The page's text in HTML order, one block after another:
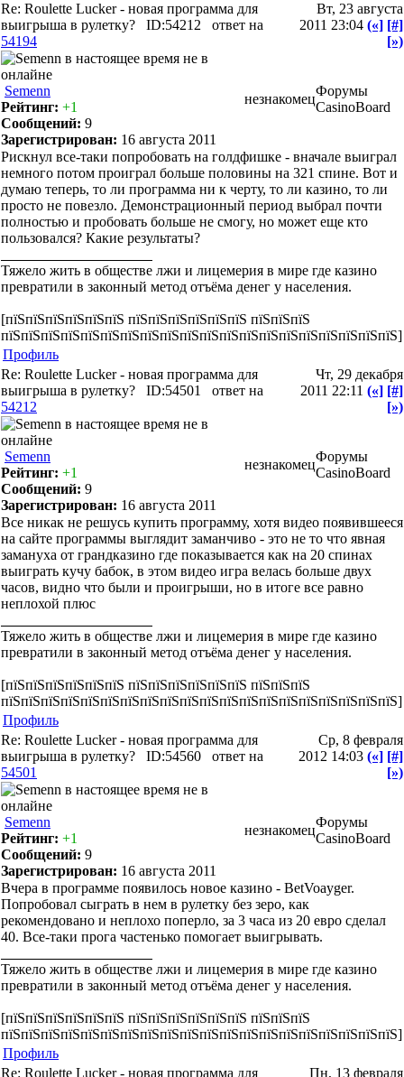
Re: Roulette Lucker - новая программа для
выигрыша в рулетку?
ID:54212 ответ на
54194
Вт, 23 августа
2011 23:04 («] [#]
[»)
Semenn
Рейтинг: +1
Сообщений: 9
Зарегистрирован: 16 августа 2011
незнакомец
Форумы
CasinoBoard
Рискнул все-таки попробовать на голдфишке - вначале выиграл
немного потом проиграл больше половины на 321 спине. Вот и
думаю теперь, то ли программа ни к черту, то ли казино, то ли
просто не повезло. Демонстрационный период выбрал почти
полностью и пробовать больше не смогу, но может еще кто
пользовался? Какие результаты?
Тяжело жить в обществе лжи и лицемерия в мире где казино
превратили в законный метод отъёма денег у населения.
[пїЅпїЅпїЅпїЅпїЅпїЅ пїЅпїЅпїЅпїЅпїЅпїЅ пїЅпїЅпїЅ
пїЅпїЅпїЅпїЅпїЅпїЅпїЅпїЅпїЅпїЅпїЅпїЅпїЅпїЅпїЅпїЅпїЅпїЅпїЅпїЅ]
Профиль
Re: Roulette Lucker - новая программа для
выигрыша в рулетку?
ID:54501
ответ на
54212
Чт, 29 декабря
2011 22:11 («] [#]
[»)
Semenn
Рейтинг: +1
Сообщений: 9
Зарегистрирован: 16 августа 2011
незнакомец
Форумы
CasinoBoard
Все никак не решусь купить программу, хотя видео появившееся
на сайте программы выглядит заманчиво - это не то что явная
замануха от грандказино где показывается как на 20 спинах
выиграть кучу бабок, в этом видео игра велась больше двух
часов, видно что были и проигрыши, но в итоге все равно
неплохой плюс
Тяжело жить в обществе лжи и лицемерия в мире где казино
превратили в законный метод отъёма денег у населения.
[пїЅпїЅпїЅпїЅпїЅпїЅ пїЅпїЅпїЅпїЅпїЅпїЅ пїЅпїЅпїЅ
пїЅпїЅпїЅпїЅпїЅпїЅпїЅпїЅпїЅпїЅпїЅпїЅпїЅпїЅпїЅпїЅпїЅпїЅпїЅпїЅ]
Профиль
Re: Roulette Lucker - новая программа для
выигрыша в рулетку?
ID:54560 ответ на
54501
Ср, 8 февраля
2012 14:03 («] [#]
[»)
Semenn
Рейтинг: +1
Сообщений: 9
Зарегистрирован: 16 августа 2011
незнакомец
Форумы
CasinoBoard
Вчера в программе появилось новое казино - BetVoayger.
Попробовал сыграть в нем в рулетку без зеро, как
рекомендовано и неплохо поперло, за 3 часа из 20 евро сделал
40. Все-таки прога частенько помогает выигрывать.
Тяжело жить в обществе лжи и лицемерия в мире где казино
превратили в законный метод отъёма денег у населения.
[пїЅпїЅпїЅпїЅпїЅпїЅ пїЅпїЅпїЅпїЅпїЅпїЅ пїЅпїЅпїЅ
пїЅпїЅпїЅпїЅпїЅпїЅпїЅпїЅпїЅпїЅпїЅпїЅпїЅпїЅпїЅпїЅпїЅпїЅпїЅпїЅ]
Профиль
Re: Roulette Lucker - новая программа для
Пн, 13 февраля